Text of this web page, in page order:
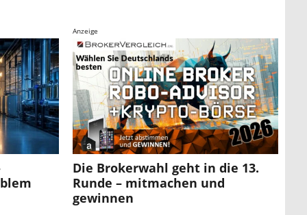
Anzeige
Die Brokerwahl geht in die 13.
Runde – mitmachen und
gewinnen